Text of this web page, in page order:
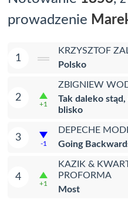
prowadzenie
1
KRZYSZTOF
Polsko
2
+1
ZBIGNIEW
Tak daleko stąd,
blisko
3
-1
DEPECHE
Going
4
+1
KAZIK &
PROFORMA
Most